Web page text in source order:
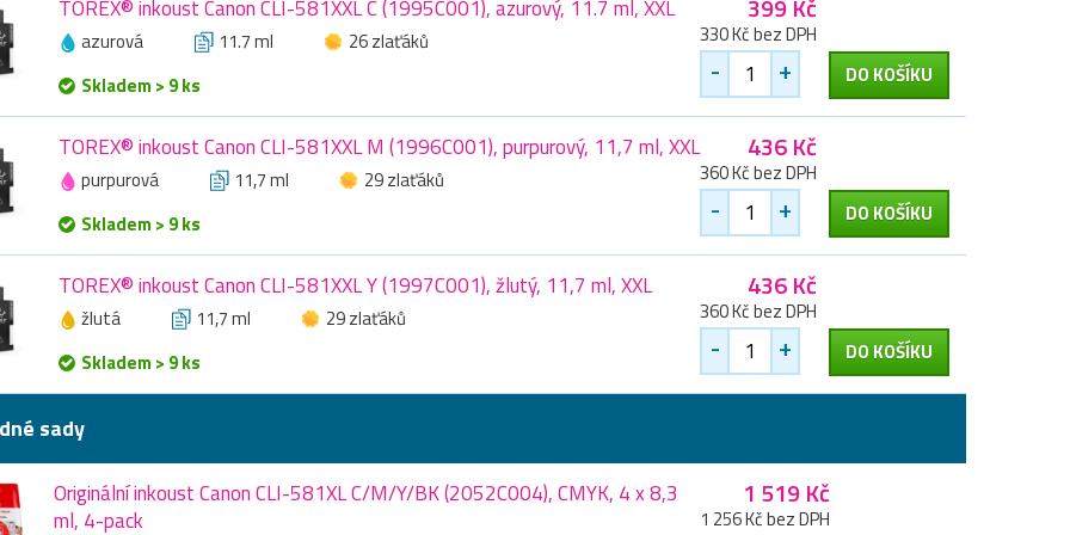
TOREX® inkoust Canon CLI-581XXL C (1995C001), azurový, 11.7 ml, XXL
azurová 11.7 ml
26 zlaťáků
Skladem > 9 ks
399 Kč
330 Kč bez DPH
- + DO KOŠÍKU
TOREX® inkoust Canon CLI-581XXL M (1996C001), purpurový, 11,7 ml, XXL
purpurová 11,7 ml
29 zlaťáků
Skladem > 9 ks
436 Kč
360 Kč bez DPH
- + DO KOŠÍKU
TOREX® inkoust Canon CLI-581XXL Y (1997C001), žlutý, 11,7 ml, XXL
žlutá 11,7 ml
29 zlaťáků
Skladem > 9 ks
436 Kč
360 Kč bez DPH
- + DO KOŠÍKU
sady
Originální inkoust Canon CLI-581XL C/M/Y/BK (2052C004), CMYK, 4 x 8,3
ml, 4-pack
1 519 Kč
1 256 Kč bez DPH